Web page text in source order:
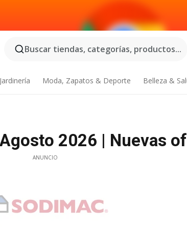
Buscar tiendas, categorías, productos...
Moda, Zapatos & Deporte Belleza &
2026 | Nuevas
ANUNCIO